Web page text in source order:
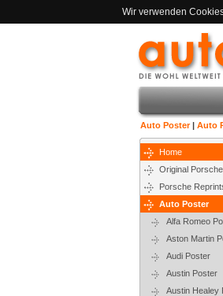
Wir verwenden
Auto Poster| Auto
Home
Original
Porsche
Auto Poster
Alfa Romeo
Aston Martin
Audi Poster
Austin Poster
Austin Healey